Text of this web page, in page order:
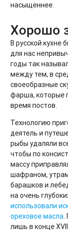
насыщеннее.
Хорошо
В русской кухне
для нас
годы так
между тем, в
своеобразные
фарша, которые
время постов.
Технологию
деятель и
рыбы удаляли
чтобы по
массу
шафраном,
барашков и
на очень
использовали
ореховое масла.
лишь в конце